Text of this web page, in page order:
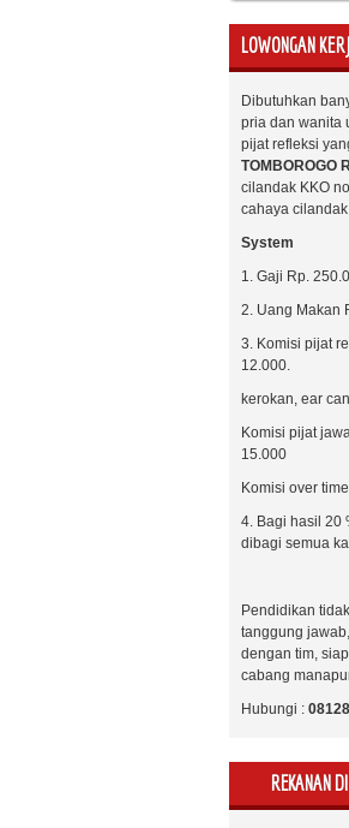
LOWONGAN
Dibutuhkan
pria dan wanita
pijat refleksi
TOMBOROGO
cilandak KKO
cahaya
System
1. Gaji Rp.
2. Uang Makan
3. Komisi pijat
12.000.
kerokan, ear
Komisi pijat
15.000
Komisi over
4. Bagi hasil 20
dibagi semua
Pendidikan
tanggung
dengan tim,
cabang
Hubungi :
REKANAN